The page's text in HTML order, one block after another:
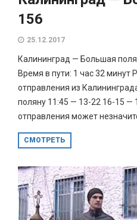
156
25.12.2017
Калининград — Большая
Время в пути: 1 час 32 минут
отправления из
поляну 11:45 — 13-22 16-15
отправления может
СМОТРЕТЬ